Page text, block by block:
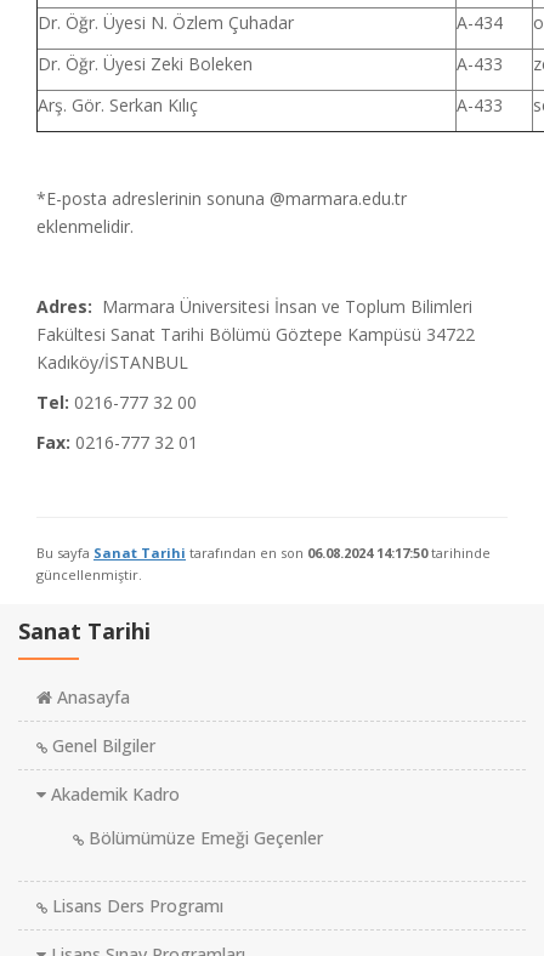
Dr. Öğr. Üyesi N. Özlem Çuhadar
A-434
Dr. Öğr. Üyesi Zeki Boleken
A-433
Arş. Gör. Serkan Kılıç
A-433
*E-posta adreslerinin sonuna @marmara.edu.tr
eklenmelidir.
Adres: Marmara Üniversitesi İnsan ve Toplum Bilimleri
Fakültesi Sanat Tarihi Bölümü Göztepe Kampüsü 34722
Kadıköy/İSTANBUL
Tel: 0216-777 32 00
Fax: 0216-777 32 01
Bu sayfa Sanat Tarihi tarafından en son 06.08.2024 14:17:50tarihinde
güncellenmiştir.
Sanat Tarihi
Anasayfa
Genel Bilgiler
Akademik Kadro
Bölümümüze Emeği Geçenler
Lisans Ders Programı